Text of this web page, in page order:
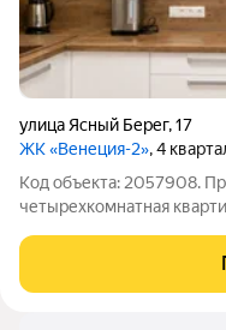
улица Ясный Берег,17
ЖК «Венеция-2», 4
Код объекта: 2057908.
четырехкомнатная
расположена на первом
станет отличным